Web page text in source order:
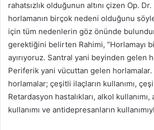
rahatsızlık olduğunun altını çizen Op.
horlamanın birçok nedeni olduğunu
için tüm nedenlerin göz önünde
gerektiğini belirten Rahimi, “Horlamayı
ayırıyoruz. Santral yani beyinden gelen
Periferik yani vücuttan gelen horlamalar.
horlamalar; çeşitli ilaçların kullanımı,
Retardasyon hastalıkları, alkol kullanımı,
kullanımı ve antidepresanların